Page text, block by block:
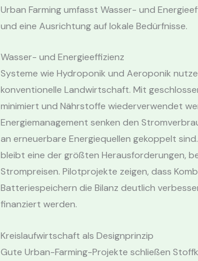
Urban Farming umfasst Wasser- und
und eine Ausrichtung auf lokale Bedürfnisse.
Wasser- und Energieeffizienz
Systeme wie Hydroponik und Aeroponik
konventionelle Landwirtschaft. Mit
minimiert und Nährstoffe wiederverwendet
Energiemanagement senken den
an erneuerbare Energiequellen gekoppelt
bleibt eine der größten Herausforderungen,
Strompreisen. Pilotprojekte zeigen, dass
Batteriespeichern die Bilanz deutlich
finanziert werden.
Kreislaufwirtschaft als Designprinzip
Gute Urban-Farming-Projekte schließen